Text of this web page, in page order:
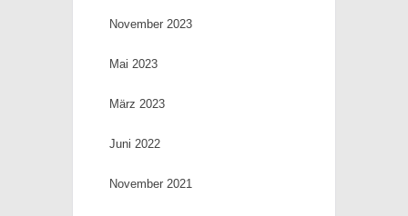
November 2023
Mai 2023
März 2023
Juni 2022
November 2021